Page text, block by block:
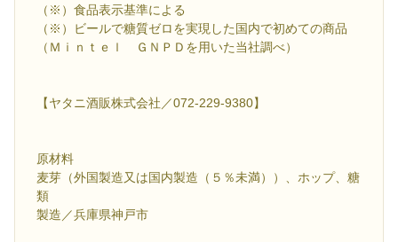
（※）食品表示基準による
（※）ビールで糖質ゼロを実現した国内で初めての商品
（Ｍｉｎｔｅｌ ＧＮＰＤを用いた当社調べ）
【ヤタニ酒販株式会社／072-229-9380】
原材料
麦芽（外国製造又は国内製造（５％未満））、ホップ、糖
類
製造／兵庫県神戸市